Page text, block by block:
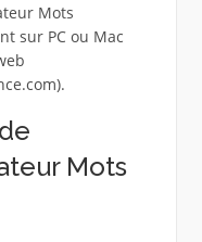
Mots
sur PC ou Mac
Mots